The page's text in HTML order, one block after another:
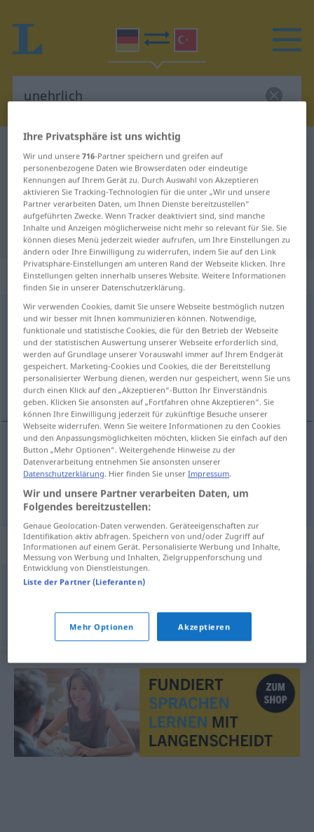
Deutsch-Türkisch Übersetzung für
"unehrlich"
"unehrlich" Türkisch Übersetzung
„unehrlich“: Adjektiv, adjektivisch
unehrlichadj
Übersicht aller Übersetzungen
(Für mehr Details die Übersetzung anklicken/antippen)
namussuz, şerefsiz
namussuz unehrlich
şerefsiz unehrlich
Synonyme für "unehrlich"
© OpenThesaurus.de
Ihre Privatsphäre ist uns wichtig
Wir und unsere716-Partner speichern und greifen auf
personenbezogene Daten wie Browserdaten oder eindeutige
Kennungen auf Ihrem Gerät zu. Durch Auswahl von Akzeptieren
aktivieren Sie Tracking-Technologien für die unter „Wir und unsere
Partner verarbeiten Daten, um Ihnen Dienste bereitzustellen“
aufgeführten Zwecke. Wenn Tracker deaktiviert sind, sind manche
Inhalte und Anzeigen möglicherweise nicht mehr so relevant für Sie. Sie
können dieses Menü jederzeit wieder aufrufen, um Ihre Einstellungen zu
ändern oder Ihre Einwilligung zu widerrufen, indem Sie auf den Link
Privatsphäre-Einstellungen am unteren Rand der Webseite klicken. Ihre
Einstellungen gelten innerhalb unseres Website. Weitere Informationen
finden Sie in unserer Datenschutzerklärung.
Wir verwenden Cookies, damit Sie unsere Webseite bestmöglich nutzen
und wir besser mit Ihnen kommunizieren können. Notwendige,
funktionale und statistische Cookies, die für den Betrieb der Webseite
und der statistischen Auswertung unserer Webseite erforderlich sind,
werden auf Grundlage unserer Vorauswahl immer auf Ihrem Endgerät
gespeichert. Marketing-Cookies und Cookies, die der Bereitstellung
personalisierter Werbung dienen, werden nur gespeichert, wenn Sie uns
durch einen Klick auf den „Akzeptieren“-Button Ihr Einverständnis
geben. Klicken Sie ansonsten auf „Fortfahren ohne Akzeptieren“. Sie
können Ihre Einwilligung jederzeit für zukünftige Besuche unserer
Webseite widerrufen. Wenn Sie weitere Informationen zu den Cookies
und den Anpassungsmöglichkeiten möchten, klicken Sie einfach auf den
Button „Mehr Optionen“. Weitergehende Hinweise zu der
Datenverarbeitung entnehmen Sie ansonsten unserer
Datenschutzerklärung. Hier finden Sie unserImpressum.
Wir und unsere Partner verarbeiten Daten, um
Folgendes bereitzustellen:
Genaue Geolocation-Daten verwenden. Geräteeigenschaften zur
Identifikation aktiv abfragen. Speichern von und/oder Zugriff auf
Informationen auf einem Gerät. Personalisierte Werbung und Inhalte,
Messung von Werbung und Inhalten, Zielgruppenforschung und
Entwicklung von Dienstleistungen.
Liste der Partner (Lieferanten)
Mehr Optionen Akzeptieren